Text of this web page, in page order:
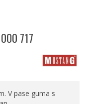
717
V pase guma s